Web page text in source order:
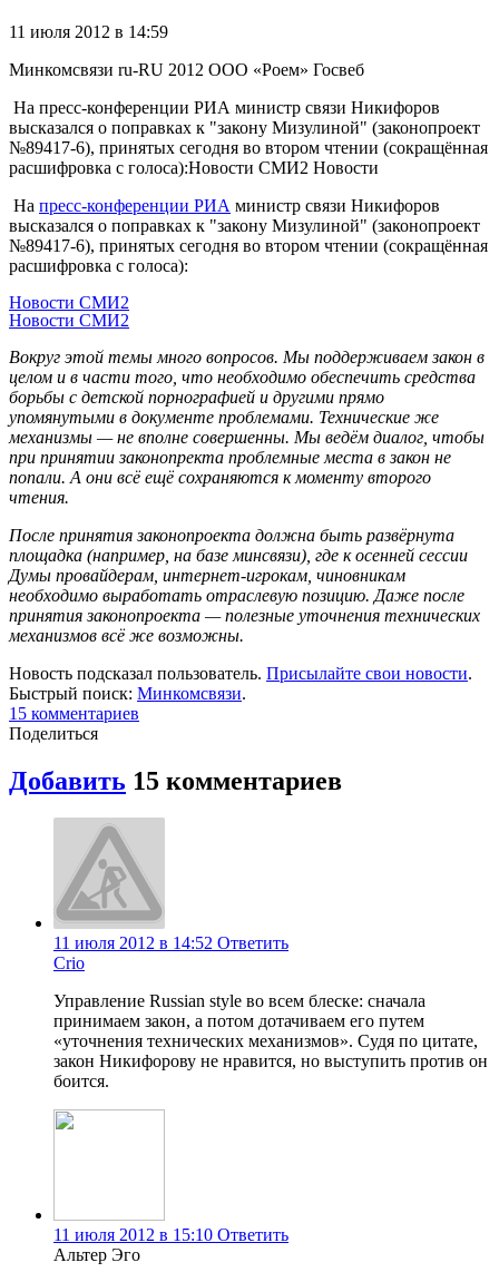
11 июля 2012 в 14:59
Минкомсвязи ru-RU 2012 ООО «Роем» Госвеб
На пресс-конференции РИА министр связи Никифоров
высказался о поправках к "закону Мизулиной" (законопроект
№89417-6), принятых сегодня во втором чтении (сокращённая
расшифровка с голоса):Новости СМИ2 Новости
На пресс-конференции РИА министр связи Никифоров
высказался о поправках к "закону Мизулиной" (законопроект
№89417-6), принятых сегодня во втором чтении (сокращённая
расшифровка с голоса):
Новости СМИ2
Новости СМИ2
Вокруг этой темы много вопросов. Мы поддерживаем закон в
целом и в части того, что необходимо обеспечить средства
борьбы с детской порнографией и другими прямо
упомянутыми в документе проблемами. Технические же
механизмы — не вполне совершенны. Мы ведём диалог, чтобы
при принятии законопректа проблемные места в закон не
попали. А они всё ещё сохраняются к моменту второго
чтения.
После принятия законопроекта должна быть развёрнута
площадка (например, на базе минсвязи), где к осенней сессии
Думы провайдерам, интернет-игрокам, чиновникам
необходимо выработать отраслевую позицию. Даже после
принятия законопроекта — полезные уточнения технических
механизмов всё же возможны.
Новость подсказал пользователь. Присылайте свои новости.
Быстрый поиск: Минкомсвязи.
15 комментариев
Поделиться
Добавить 15 комментариев
11 июля 2012 в 14:52 Ответить
Crio
Управление Russian style во всем блеске: сначала
принимаем закон, а потом дотачиваем его путем
«уточнения технических механизмов». Судя по цитате,
закон Никифорову не нравится, но выступить против он
боится.
11 июля 2012 в 15:10 Ответить
Альтер Эго